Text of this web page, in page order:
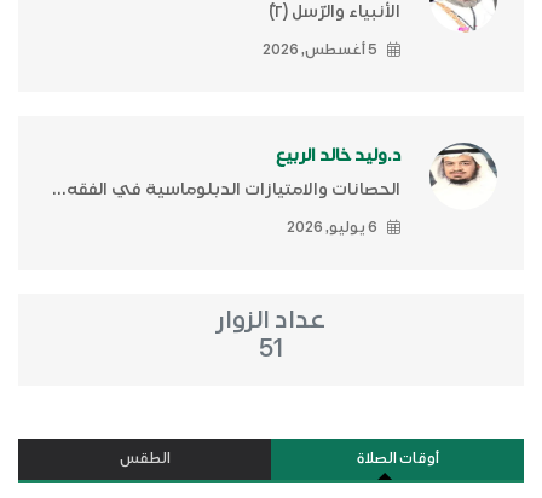
الأنبياء والرّسل (٢)ّ
5 أغسطس, 2026
د.وليد خالد الربيع
الحصانات والامتيازات الدبلوماسية في الفقه...
6 يوليو, 2026
عداد الزوار
51
أوقات الصلاة الطقس